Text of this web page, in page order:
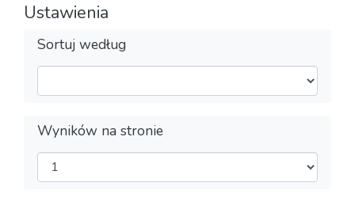
Ustawienia
Sortuj według
Wyników na stronie